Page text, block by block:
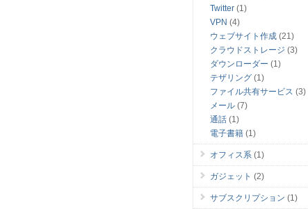
Twitter (1)
VPN (4)
ウェブサイト作成 (21)
クラウドストレージ (3)
ダウンローダー (1)
テザリング (1)
ファイル共有サービス (3)
メール (7)
通話 (1)
電子書籍 (1)
オフィス系 (1)
ガジェット (2)
サブスクリプション (1)